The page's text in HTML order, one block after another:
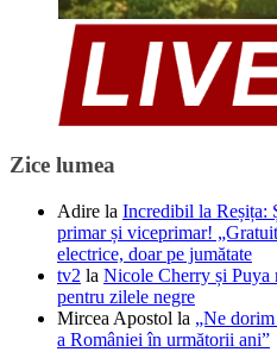
Zice lumea
Adire la Incredibil la Reșița:
primar și viceprimar!
electrice, doar pe jumătate
tv2 la Nicole Cherry și Puya
pentru zilele negre
Mircea Apostol la „Ne
a României în următorii ani”